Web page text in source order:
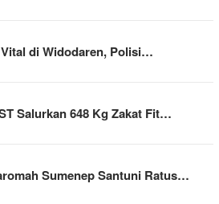
di Widodaren, Polisi…
Salurkan 648 Kg Zakat Fit…
Sumenep Santuni Ratus…